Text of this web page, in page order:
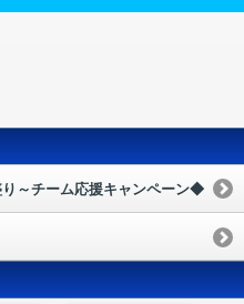
～チーム応援キャンペーン◆